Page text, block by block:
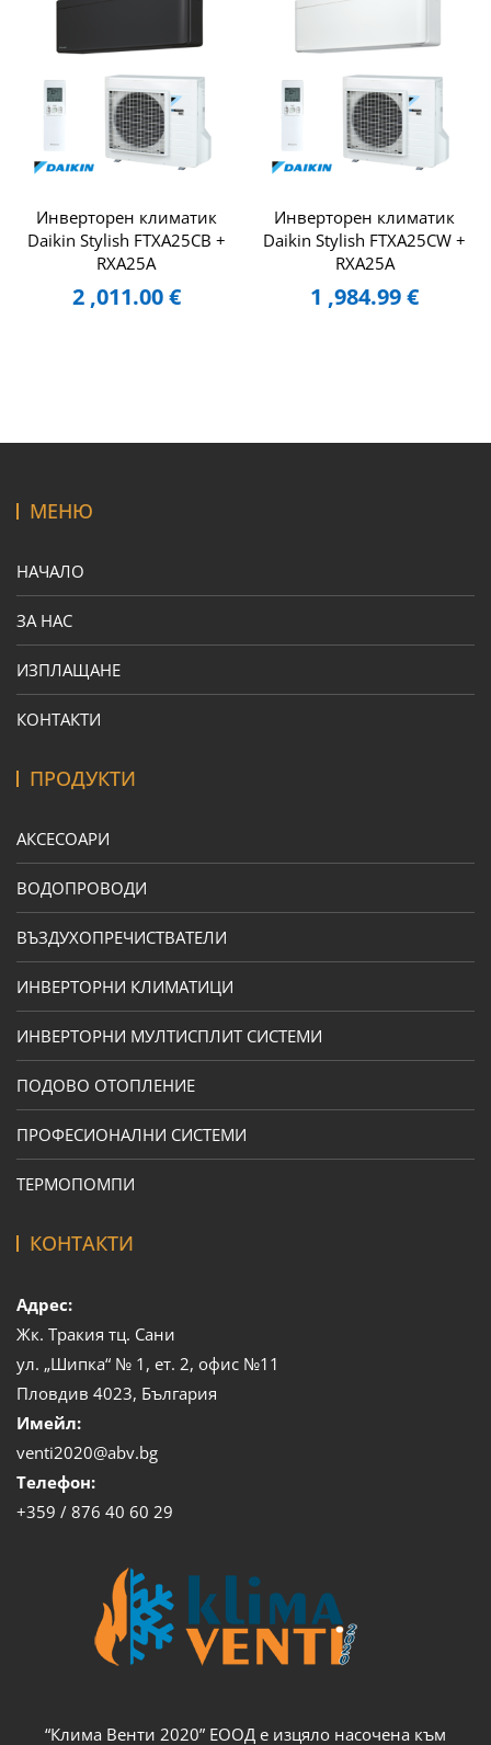
Инверторен климатик
Daikin Stylish FTXA25CB +
RXA25A
2 ,011.00€
Инверторен климатик
Daikin Stylish FTXA25CW +
RXA25A
1 ,984.99€
МЕНЮ
НАЧАЛО
ЗА НАС
ИЗПЛАЩАНЕ
КОНТАКТИ
ПРОДУКТИ
АКСЕСОАРИ
ВОДОПРОВОДИ
ВЪЗДУХОПРЕЧИСТВАТЕЛИ
ИНВЕРТОРНИ КЛИМАТИЦИ
ИНВЕРТОРНИ МУЛТИСПЛИТ СИСТЕМИ
ПОДОВО ОТОПЛЕНИЕ
ПРОФЕСИОНАЛНИ СИСТЕМИ
ТЕРМОПОМПИ
КОНТАКТИ
Адрес:
Жк. Тракия тц. Сани
ул. „Шипка“ № 1, ет. 2, офис №11
Пловдив 4023, България
Имейл:
venti2020@abv.bg
Телефон:
+359 / 876 40 60 29
“Клима Венти 2020” ЕООД е изцяло насочена към